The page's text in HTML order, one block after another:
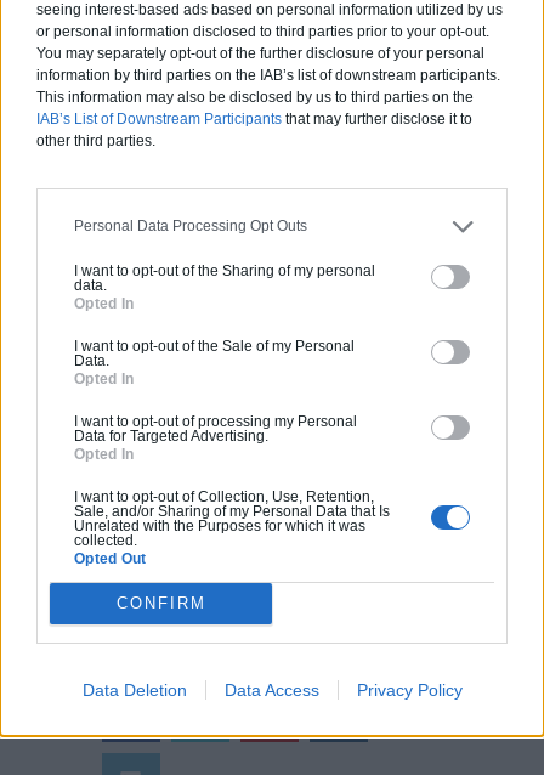
seeing interest-based ads based on personal information utilized by us
or personal information disclosed to third parties prior to your opt-out.
You may separately opt-out of the further disclosure of your personal
information by third parties on the IAB’s list of downstream participants.
This information may also be disclosed by us to third parties on the
IAB’s List of Downstream Participants that may further disclose it to
other third parties.
Personal Data Processing Opt Outs
I want to opt-out of the Sharing of my personal
data.
Opted In
I want to opt-out of the Sale of my Personal
Data.
Opted In
I want to opt-out of processing my Personal
Data for Targeted Advertising.
Opted In
I want to opt-out of Collection, Use, Retention,
Sale, and/or Sharing of my Personal Data that Is
Unrelated with the Purposes for which it was
collected.
Opted Out
CONFIRM
Data Deletion Data Access Privacy Policy
Articles récents
des conseils d’aménagement
Comment choisir un claustra pour
Comment aménager l’entrée
Canicule et fortes chaleurs : quels
Comment rénover l’entrée de son
domicile ?
Suivez-nous !